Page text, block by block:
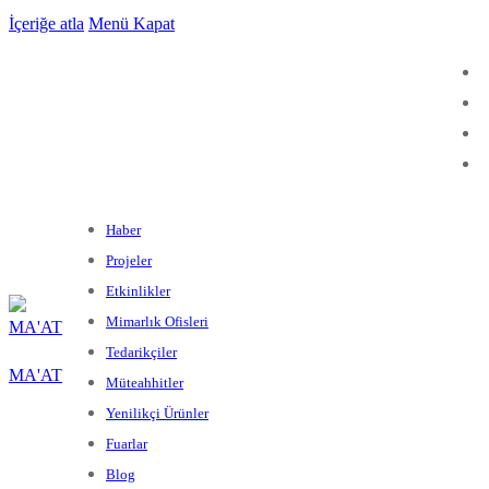
İçeriğe atla Menü Kapat
MA'AT
Haber
Projeler
Etkinlikler
Mimarlık Ofisleri
Tedarikçiler
Müteahhitler
Yenilikçi Ürünler
Fuarlar
Blog